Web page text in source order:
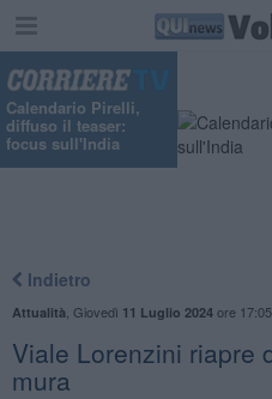
Calendario Pirelli,
diffuso il teaser:
focus sull'India
Indietro
Attualità Giovedì 11 Luglio 2024ore 17:05
Viale Lorenzini riapre
mura